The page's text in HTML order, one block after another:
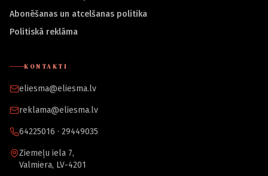
Abonēšanas un atcelšanas politika
Politiskā reklāma
KONTAKTI
eliesma@eliesma.lv
reklama@eliesma.lv
64225016 · 29449035
Ziemeļu iela 7,
Valmiera, LV-4201